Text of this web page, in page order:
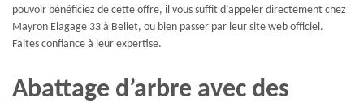
pouvoir bénéficiez de cette offre, il vous suffit d’appeler directement chez
Mayron Elagage 33 à Beliet, ou bien passer par leur site web officiel.
Faites confiance à leur expertise.
Abattage d’arbre avec des